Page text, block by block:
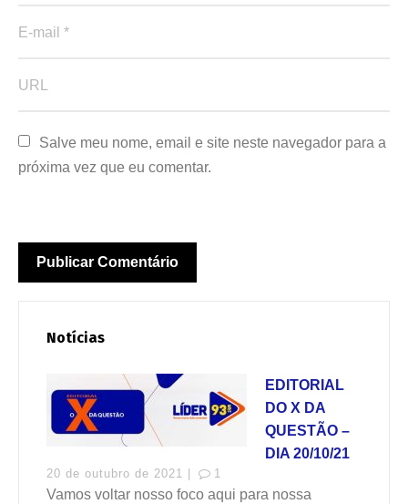
Salve meu nome, email e site neste navegador para a
próxima vez que eu comentar.
Notícias
EDITORIAL
DO X DA
QUESTÃO –
DIA 20/10/21
20 de outubro de 2021 | 1
Vamos voltar nosso foco aqui para nossa